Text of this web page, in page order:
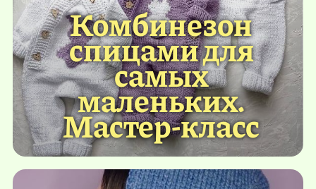
Комбинезон
спицами для
самых
маленьких.
Мастер-класс